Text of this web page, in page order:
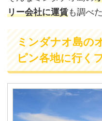
リー会社に運賃も調べ
ミンダナオ島の
ピン各地に行く